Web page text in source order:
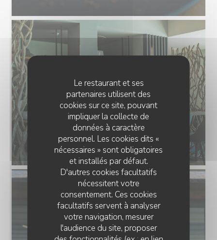
Le restaurant et ses
partenaires utilisent des
cookies sur ce site, pouvant
impliquer la collecte de
données à caractère
personnel. Les cookies dits «
nécessaires » sont obligatoires
et installés par défaut.
D'autres cookies facultatifs
nécessitent votre
consentement. Ces cookies
facultatifs servent à analyser
votre navigation, mesurer
l'audience du site, proposer